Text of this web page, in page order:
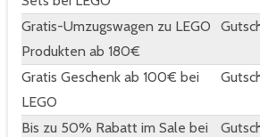
Gratis-Umzugswagen zu LEGO
Produkten ab 180€
Gratis Geschenk ab 100€ bei
LEGO
Bis zu 50% Rabatt im Sale bei